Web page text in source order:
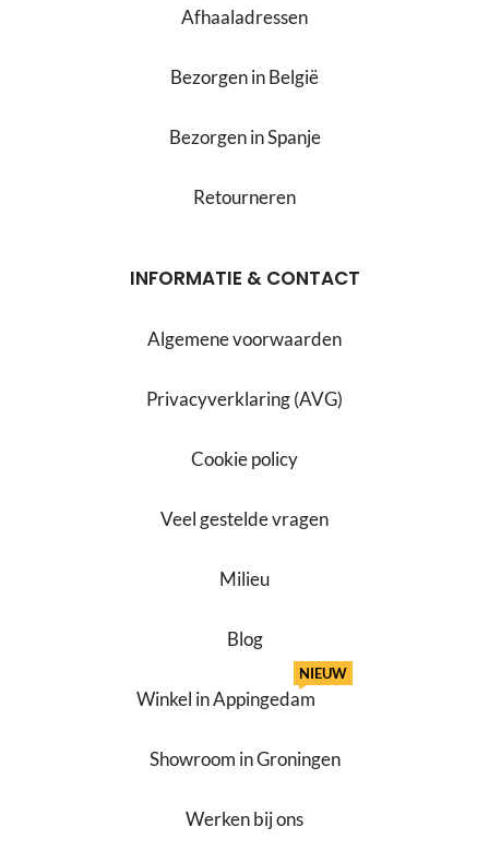
Afhaaladressen
Bezorgen in België
Bezorgen in Spanje
Retourneren
INFORMATIE & CONTACT
Algemene voorwaarden
Privacyverklaring (AVG)
Cookie policy
Veel gestelde vragen
Milieu
Blog
Winkel in Appingedam
NIEUW
Showroom in Groningen
Werken bij ons